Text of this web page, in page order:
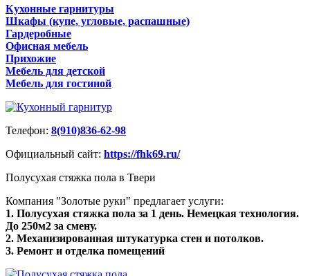
Кухонные гарнитуры
Шкафы (купе, угловые, распашные)
Гардеробные
Офисная мебель
Прихожие
Мебель для детской
Мебель для гостиной
Телефон: 8(910)836-62-98
Официальный сайт: https://fhk69.ru/
Полусухая стяжка пола в Твери
Компания "Золотые руки" предлагает услуги:
1. Полусухая стяжка пола за 1 день. Немецкая технология.
До 250м2 за смену.
2. Механизированная штукатурка стен и потолков.
3. Ремонт и отделка помещений